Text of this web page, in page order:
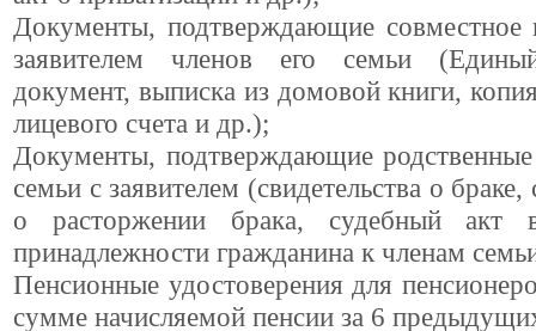
Документы, подтверждающие совместное
заявителем членов его семьи
документ, выписка из домовой книги,
лицевого счета и др.);
Документы, подтверждающие родственные
семьи с заявителем (свидетельства о браке,
о расторжении брака, судебный акт
принадлежности гражданина к членам
Пенсионные удостоверения для
сумме начисляемой пенсии за 6